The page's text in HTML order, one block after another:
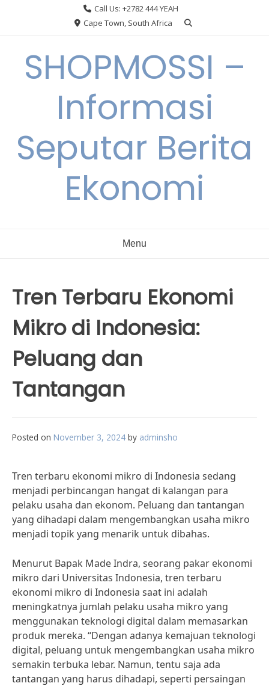
Call Us: +2782 444 YEAH
Cape Town, South Africa
SHOPMOSSI –
Informasi
Seputar Berita
Ekonomi
Menu
Tren Terbaru Ekonomi
Mikro di Indonesia:
Peluang dan
Tantangan
Posted on November 3, 2024 by adminsho
Tren terbaru ekonomi mikro di Indonesia sedang
menjadi perbincangan hangat di kalangan para
pelaku usaha dan ekonom. Peluang dan tantangan
yang dihadapi dalam mengembangkan usaha mikro
menjadi topik yang menarik untuk dibahas.
Menurut Bapak Made Indra, seorang pakar ekonomi
mikro dari Universitas Indonesia, tren terbaru
ekonomi mikro di Indonesia saat ini adalah
meningkatnya jumlah pelaku usaha mikro yang
menggunakan teknologi digital dalam memasarkan
produk mereka. “Dengan adanya kemajuan teknologi
digital, peluang untuk mengembangkan usaha mikro
semakin terbuka lebar. Namun, tentu saja ada
tantangan yang harus dihadapi, seperti persaingan